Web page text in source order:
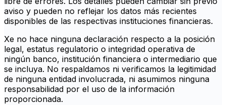
aviso y pueden no reflejar los datos más recientes
disponibles de las respectivas instituciones financieras.
Xe no hace ninguna declaración respecto a la posición
legal, estatus regulatorio o integridad operativa de
ningún banco, institución financiera o intermediario que
se incluya. No respaldamos ni verificamos la legitimidad
de ninguna entidad involucrada, ni asumimos ninguna
responsabilidad por el uso de la información
proporcionada.